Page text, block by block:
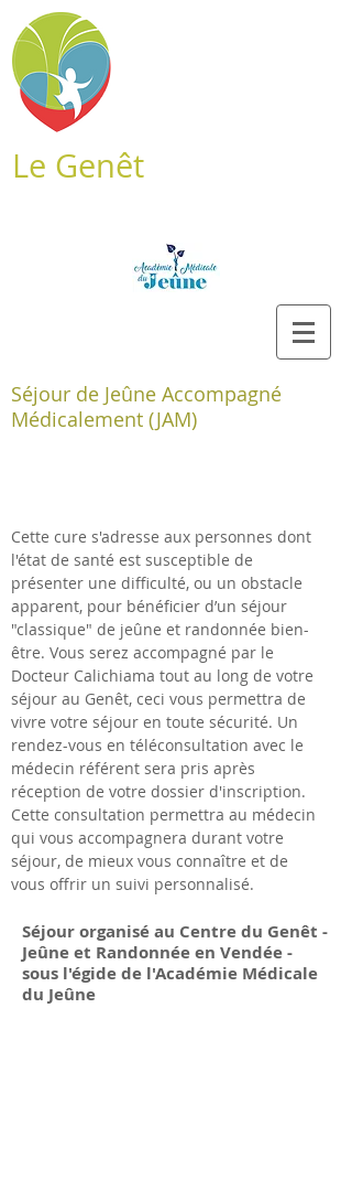
Le Genêt
Séjour de Jeûne Accompagné
Médicalement (JAM)
Cette cure s'adresse aux personnes dont
l'état de santé est susceptible de
présenter une difficulté, ou un obstacle
apparent, pour bénéficier d’un séjour
"classique" de jeûne et randonnée bien-
être. Vous serez accompagné par le
Docteur Calichiama tout au long de votre
séjour au Genêt, ceci vous permettra de
vivre votre séjour en toute sécurité. Un
rendez-vous en téléconsultation avec le
médecin référent sera pris après
réception de votre dossier d'inscription.
Cette consultation permettra au médecin
qui vous accompagnera durant votre
séjour, de mieux vous connaître et de
vous offrir un suivi personnalisé.
Séjour organisé au Centre du Genêt -
Jeûne et Randonnée en Vendée -
sous l'égide de l'Académie Médicale
du Jeûne